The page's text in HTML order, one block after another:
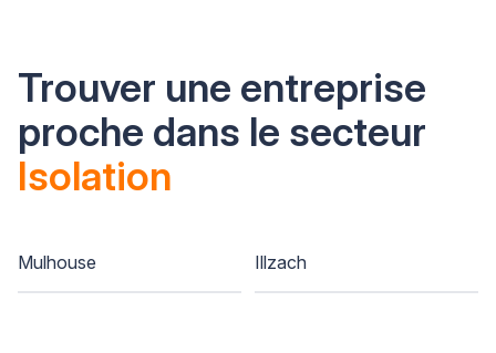
Trouver une entreprise
proche dans le secteur
Isolation
Mulhouse Illzach